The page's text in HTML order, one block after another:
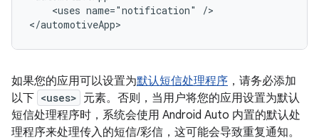
<uses name="notification"
/>
如果您的应用可以设置为默认短信处理程序 ，请务必添加
以下 <uses> 元素。否则，当用户将您的应用设置为默认
短信处理程序时，系统会使用 Android Auto 内置的默认处
理程序来处理传入的短信/彩信，这可能会导致重复通知。